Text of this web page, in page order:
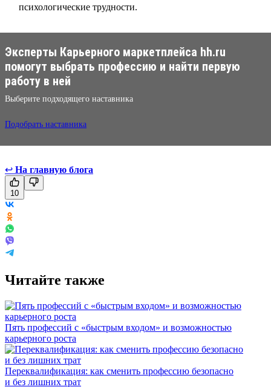
психологические трудности.
Эксперты Карьерного маркетплейса hh.ru
помогут выбрать профессию и найти первую
работу в ней
Выберите подходящего наставника
Подобрать наставника
↩ На главную блога
10
Читайте также
Пять профессий с «быстрым входом» и возможностью
карьерного роста
Переквалификация: как сменить профессию безопасно
и без лишних трат